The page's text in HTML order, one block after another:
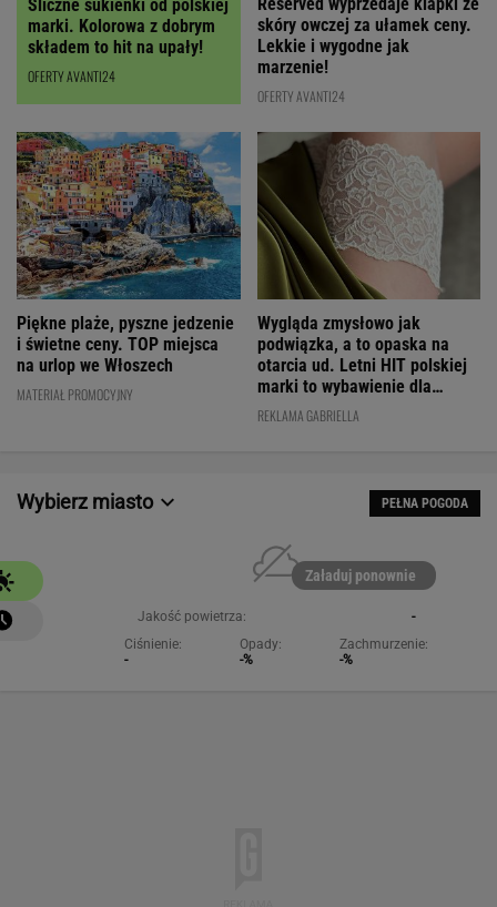
Śliczne sukienki od polskiej
marki. Kolorowa z dobrym
składem to hit na upały!
OFERTY AVANTI24
skóry owczej za ułamek ceny.
Lekkie i wygodne jak
marzenie!
OFERTY AVANTI24
Piękne plaże, pyszne jedzenie
i świetne ceny. TOP miejsca
na urlop we Włoszech
MATERIAŁ PROMOCYJNY
Wygląda zmysłowo jak
podwiązka, a to opaska na
otarcia ud. Letni HIT polskiej
marki to wybawienie dla
kobiet!
REKLAMA GABRIELLA
Wybierz miasto PEŁNA POGODA
Załaduj ponownie
Jakość powietrza:
-
Ciśnienie:
-
Opady:
-%
Zachmurzenie:
-%